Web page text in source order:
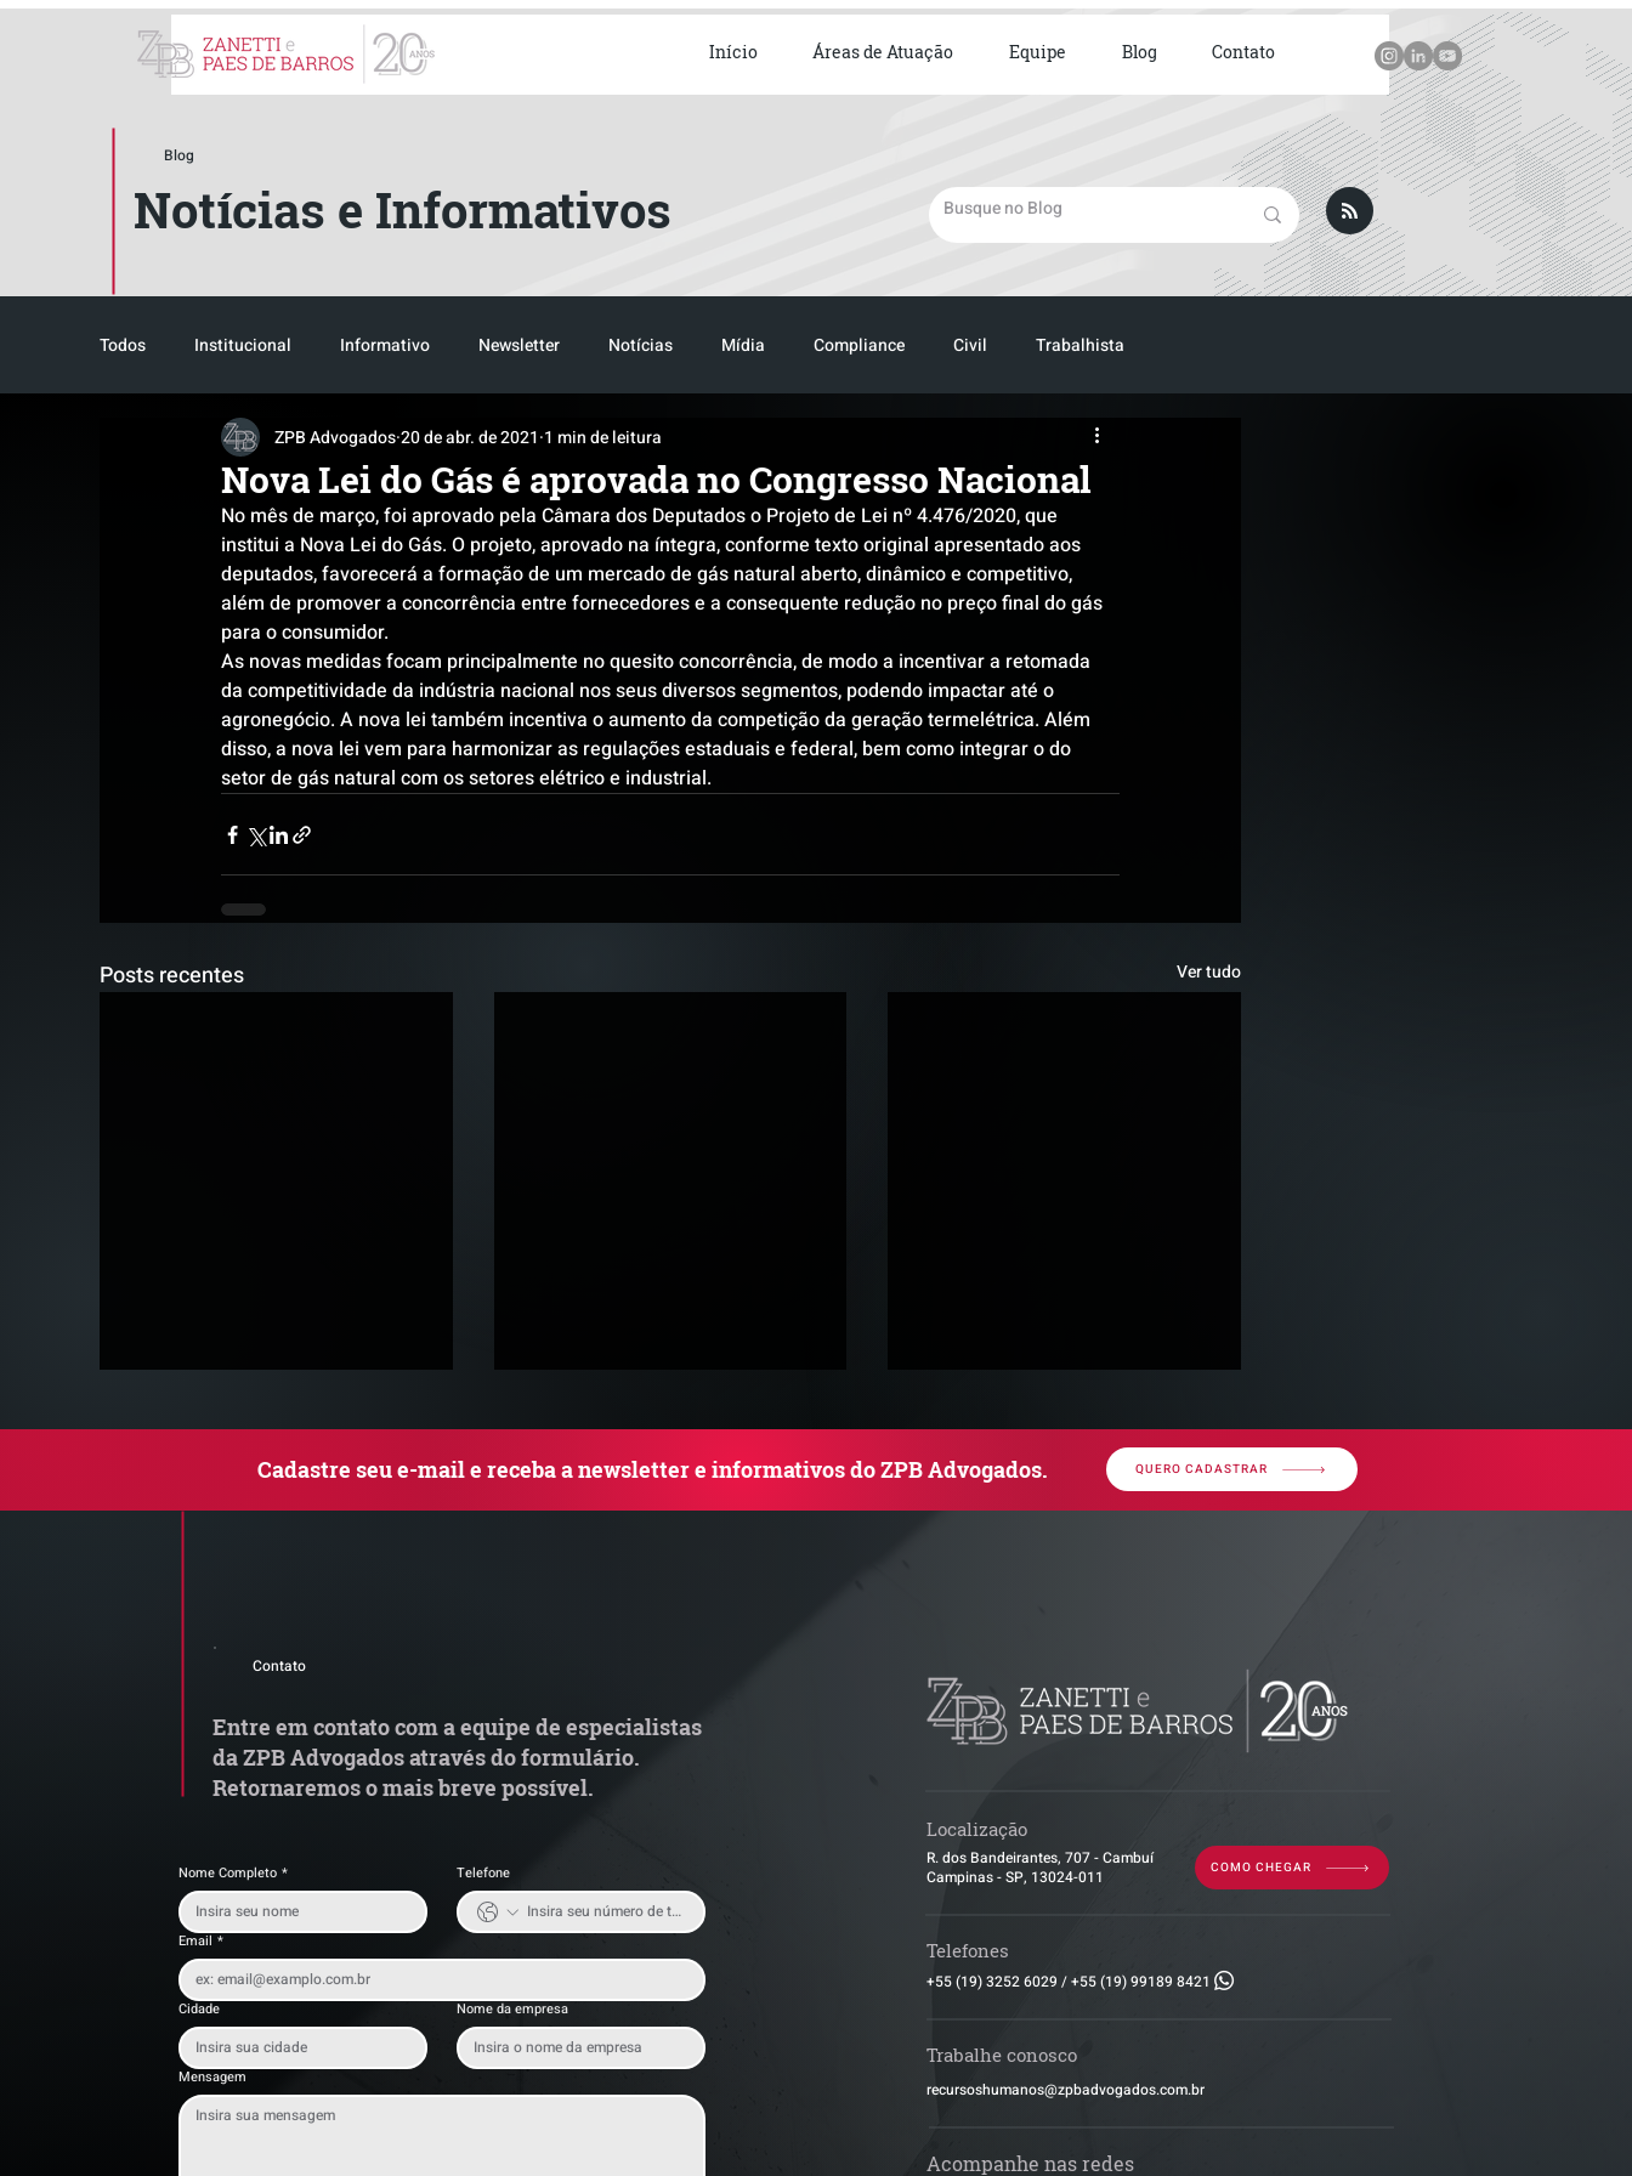
Início Áreas de Atuação Equipe Blog Contato
Blog
Notícias e Informativos
Todos Institucional Informativo Newsletter Notícias Mídia Compliance Civil Trabalhista
Reconhecimento Tributário Pós-evento TRANSPORTE LOGISTICA
Nova Lei do Gás é aprovada no Congresso Nacional
ZPB Advogados20 de abr. de 2021 1 min de leitura
No mês de março, foi aprovado pela Câmara dos Deputados o Projeto de Lei nº 4.476/2020, que
institui a Nova Lei do Gás. O projeto, aprovado na íntegra, conforme texto original apresentado aos
deputados, favorecerá a formação de um mercado de gás natural aberto, dinâmico e competitivo,
além de promover a concorrência entre fornecedores e a consequente redução no preço final do gás
para o consumidor.
As novas medidas focam principalmente no quesito concorrência, de modo a incentivar a retomada
da competitividade da indústria nacional nos seus diversos segmentos, podendo impactar até o
agronegócio. A nova lei também incentiva o aumento da competição da geração termelétrica. Além
disso, a nova lei vem para harmonizar as regulações estaduais e federal, bem como integrar o do
setor de gás natural com os setores elétrico e industrial.
Posts recentes Ver tudo
Alerta de Tentativa de
condominial anterior?
Cadastre seu e-mail e receba a newsletter e informativos do ZPB Advogados. QUERO CADASTRAR
Contato
Entre em contato com a equipe de especialistas
da ZPB Advogados através do formulário.
Retornaremos o mais breve possível.
Nome Completo * Telefone
Email *
Cidade Nome da empresa
Mensagem
Localização
R. dos Bandeirantes, 707 - Cambuí
Campinas - SP, 13024-011
COMO CHEGAR
Telefones
+55 (19) 3252 6029 /+55 (19) 99189 8421
Trabalhe conosco
​recursoshumanos@zpbadvogados.com.br
Acompanhe nas redes